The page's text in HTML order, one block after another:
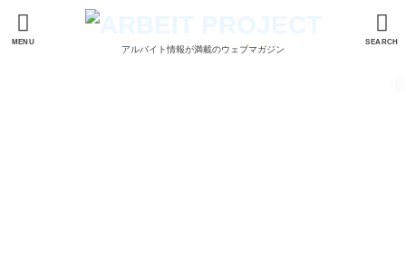
MENU SEARCH
アルバイト情報が満載のウェブマガジン